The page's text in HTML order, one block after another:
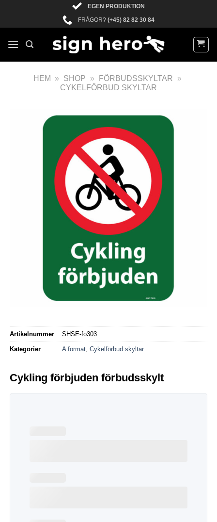
EGEN PRODUKTION
FRÅGOR? (+45) 82 82 30 84
HEM » SHOP » FÖRBUDSSKYLTAR
»
CYKELFÖRBUD SKYLTAR
Artikelnummer SHSE-fo303
Kategorier A format Cykelförbud skyltar
Cykling förbjuden förbudsskylt